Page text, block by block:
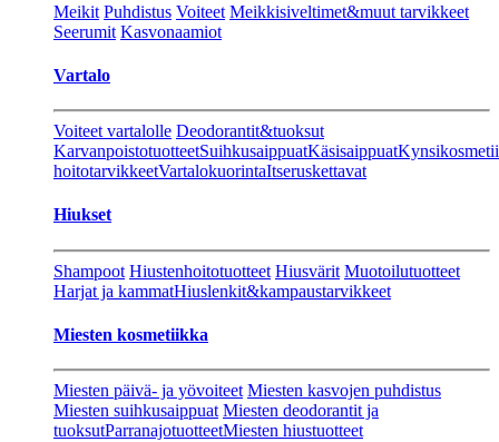
Meikit Puhdistus Voiteet Meikkisiveltimet&muut tarvikkeet
Seerumit Kasvonaamiot
Vartalo
Voiteet vartalolle Deodorantit&tuoksut
KarvanpoistotuotteetSuihkusaippuatKäsisaippuat
hoitotarvikkeetVartalokuorintaItseruskettavat
Hiukset
Shampoot Hiustenhoitotuotteet Hiusvärit Muotoilutuotteet
Harjat ja kammatHiuslenkit&kampaustarvikkeet
Miesten kosmetiikka
Miesten päivä- ja yövoiteet Miesten kasvojen puhdistus
Miesten suihkusaippuat Miesten deodorantit ja
tuoksutParranajotuotteetMiesten hiustuotteet